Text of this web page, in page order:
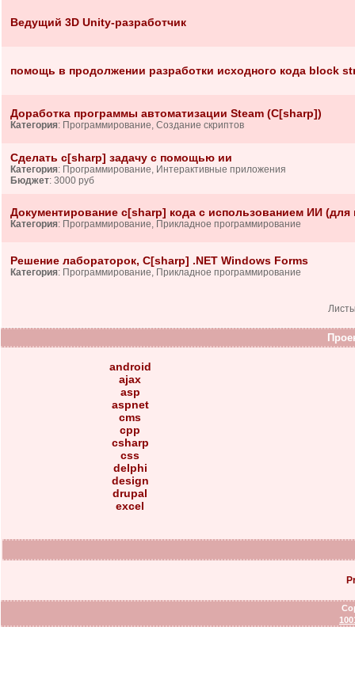
Ведущий 3D Unity-разработчик
помощь в продолжении разработки исходного кода block
Доработка программы автоматизации Steam (C[sharp])
Категория: Программирование, Создание скриптов
Сделать c[sharp] задачу с помощью ии
Категория: Программирование, Интерактивные приложения
Бюджет: 3000 руб
Документирование c[sharp] кода с использованием ИИ (для
Категория: Программирование, Прикладное программирование
Решение лабораторок, C[sharp] .NET Windows Forms
Категория: Программирование, Прикладное программирование
android
ajax
asp
aspnet
cms
cpp
csharp
css
delphi
design
drupal
excel